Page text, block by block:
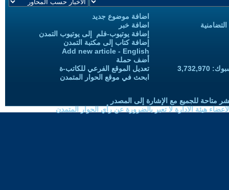
اضافة موضوع جديد
اضافة خبر
إضافة يوتيوب-فلم إلى يوتيوب التمدن
إضافة كتاب إلى مكتبة التمدن
Add new article - English
أضف حملة
تعديل الموقع الفرعي للكاتب-ة
ابحث في موقع الحوار المتمدن
متاحة للجميع مع الإشارة إلى المصدر
هيئة الادارة لا تعبر بالضرورة عن رأي الحوار المتمدن